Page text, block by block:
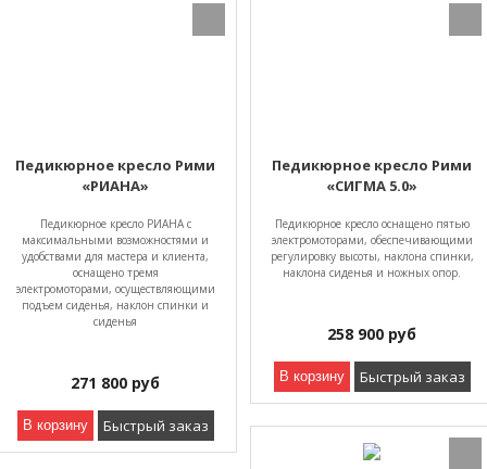
Педикюрное кресло Рими
«РИАНА»
Педикюрное кресло РИАНА с
максимальными возможностями и
удобствами для мастера и клиента,
оснащено тремя
электромоторами, осуществляющими
подъем сиденья, наклон спинки и
сиденья
271 800 руб
В корзину Быстрый заказ
Педикюрное кресло Рими
«СИГМА 5.0»
Педикюрное кресло оснащено пятью
электромоторами, обеспечивающими
регулировку высоты, наклона спинки,
наклона сиденья и ножных опор.
258 900 руб
В корзину Быстрый заказ